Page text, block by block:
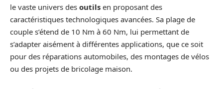
le vaste univers des outils en proposant des
caractéristiques technologiques avancées. Sa plage de
couple s’étend de 10 Nm à 60 Nm, lui permettant de
s’adapter aisément à différentes applications, que ce soit
pour des réparations automobiles, des montages de vélos
ou des projets de bricolage maison.